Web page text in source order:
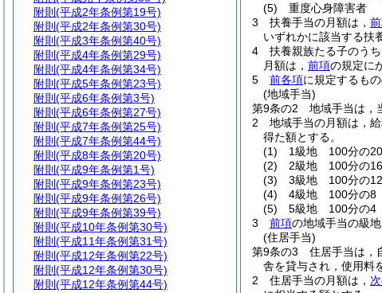
(5)
重度心身障害者
3
扶養手当の月額は，
いずれかに該当する扶
4
扶養親族たる子のう
月額は， 前項の規定に
5
前各項に規定するも
(地域手当)
第9条の2
地域手当は，
2
地域手当の月額は，
得た額とする。
(1)
1級地 100分の20
(2)
2級地 100分の16
(3)
3級地 100分の12
(4)
4級地 100分の8
(5)
5級地 100分の4
3
前項の地域手当の級
(住居手当)
第9条の3
住居手当は，
舎を貸与され，使用料
2
住居手当の月額は，
附則 (平成2年条例第19号)
附則 (平成2年条例第30号)
附則 (平成3年条例第40号)
附則 (平成4年条例第29号)
附則 (平成4年条例第34号)
附則 (平成5年条例第23号)
附則 (平成6年条例第3号)
附則 (平成6年条例第27号)
附則 (平成7年条例第25号)
附則 (平成7年条例第44号)
附則 (平成8年条例第20号)
附則 (平成9年条例第1号)
附則 (平成9年条例第23号)
附則 (平成9年条例第26号)
附則 (平成9年条例第39号)
附則 (平成10年条例第30号)
附則 (平成11年条例第31号)
附則 (平成12年条例第22号)
附則 (平成12年条例第30号)
附則 (平成12年条例第44号)